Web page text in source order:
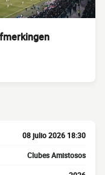
08 julio 2026 18:30
Clubes Amistosos